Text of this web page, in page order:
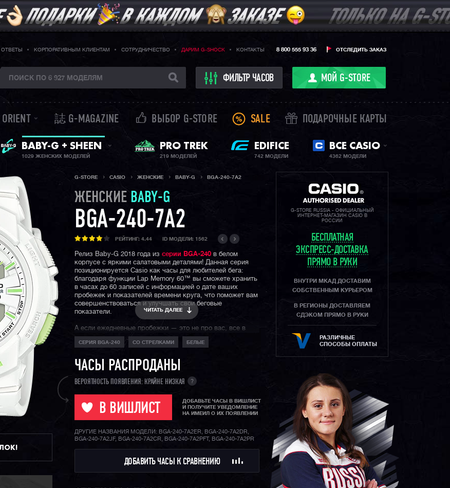
КОРПОРАТИВНЫМ КЛИЕНТАМ СОТРУДНИЧЕСТВО ДАРИМ G-SHOCK КОНТАКТЫ ОТСЛЕДИТЬ ЗАКАЗ
8 800 555 93 36
ФИЛЬТР ЧАСОВ МОЙ G-STORE
ORIENT 誌 G-MAGAZINE ВЫБОР G-STORE SALE ПОДАРОЧНЫЕ КАРТЫ
ЖЕНСКИЕ ЧАСЫ
BABY-G + SHEEN
1029 ЖЕНСКИХ МОДЕЛЕЙ
PRO TREK
219 МОДЕЛЕЙ
EDIFICE
742 МОДЕЛИ
ВСЕ CASIO
4362 МОДЕЛИ
G-STORE CASIO ЖЕНСКИЕ BABY-G BGA-240-7A2
ЖЕНСКИЕ BABY-G
BGA-240-7A2
РЕЙТИНГ: 4.44 ID МОДЕЛИ: 1562
Релиз Baby-G 2018 года из серии BGA-240 в белом
корпусе с яркими салатовыми деталями! Данная серия
позиционируется Casio как часы для любителей бега:
благодаря функции Lap Memory 60™ вы сможете хранить
в часах до 60 записей с информацией о дате ваших
пробежек и показателей времени круга, что поможет вам
совершенствоваться и улучшать свои беговые
показатели.
А если ежедневные пробежки — это не про вас, все в
порядке, ведь перед вами полноценная fashion модель,
которая украсит любое запястье и станет яркой частью
ЧИТАТЬ ДАЛЕЕ
СЕРИЯ BGA-240 СО СТРЕЛКАМИ БЕЛЫЕ
ЧАСЫ РАСПРОДАНЫ
ВЕРОЯТНОСТЬ ПОЯВЛЕНИЯ: КРАЙНЕ НИЗКАЯ ?
В ВИШЛИСТ
ДОБАВЬТЕ ЧАСЫ В ВИШЛИСТ
И ПОЛУЧИТЕ УВЕДОМЛЕНИЕ
НА ИМЕИЛ О ИХ ПОЯВЛЕНИИ
ДРУГИЕ НАЗВАНИЯ МОДЕЛИ: BGA-240-7A2ER, BGA-240-7A2DR,
BGA-240-7A2JF, BGA-240-7A2CR, BGA-240-7A2PFT, BGA-240-7A2PR
ДОБАВИТЬ ЧАСЫ К СРАВНЕНИЮ
G-STORE RUSSIA - ОФИЦИАЛЬНЫЙ
ИНТЕРНЕТ-МАГАЗИН CASIO В
РОССИИ
БЕСПЛАТНАЯ
ЭКСПРЕСС-ДОСТАВКА
ПРЯМО В РУКИ
ВНУТРИ МКАД ДОСТАВИМ
СОБСТВЕННЫМ КУРЬЕРОМ
В РЕГИОНЫ ДОСТАВЛЯЕМ
СДЭКОМ ПРЯМО В РУКИ
РАЗЛИЧНЫЕ
СПОСОБЫ ОПЛАТЫ